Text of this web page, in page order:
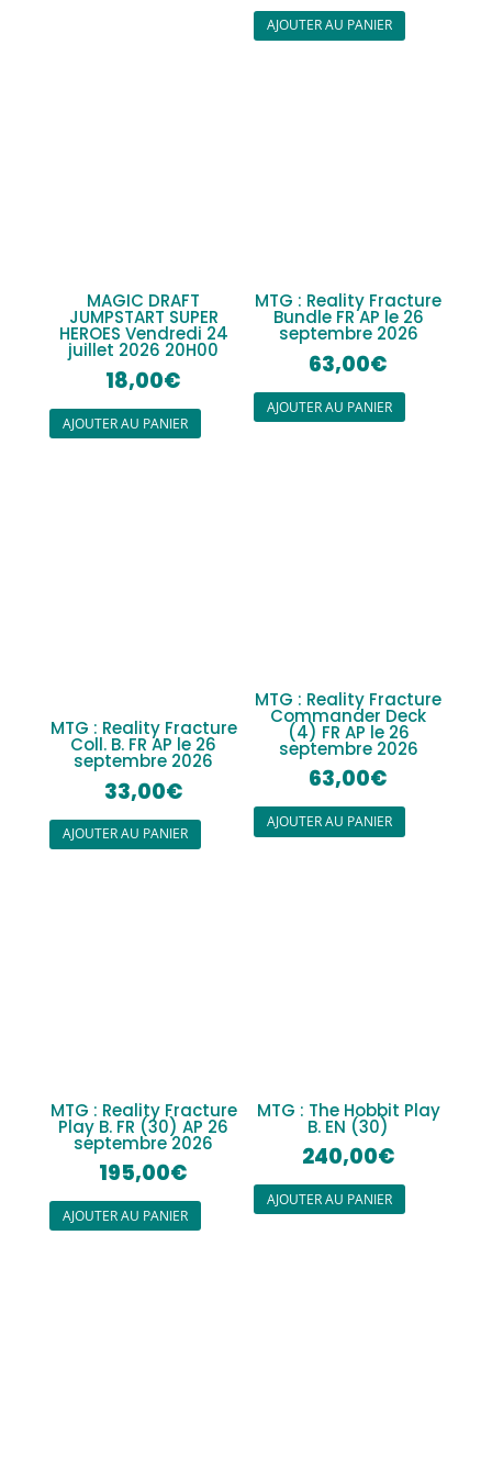
AJOUTER AU PANIER
MAGIC DRAFT
JUMPSTART SUPER
HEROES Vendredi 24
juillet 2026 20H00
18,00€
AJOUTER AU PANIER
MTG : Reality Fracture
Bundle FR AP le 26
septembre 2026
63,00€
AJOUTER AU PANIER
MTG : Reality Fracture
Coll. B. FR AP le 26
septembre 2026
33,00€
AJOUTER AU PANIER
MTG : Reality Fracture
Commander Deck
(4) FR AP le 26
septembre 2026
63,00€
AJOUTER AU PANIER
MTG : Reality Fracture
Play B. FR (30) AP 26
septembre 2026
195,00€
AJOUTER AU PANIER
MTG : The Hobbit Play
B. EN (30)
240,00€
AJOUTER AU PANIER